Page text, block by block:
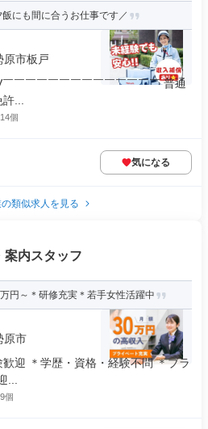
にも間に合うお仕事です／
原市板戸
￣￣￣￣￣￣￣￣￣￣￣￣￣ 普通
...
個
気になる
類似求人を見る
案内スタッフ
円～＊研修充実＊若手女性活躍中
原市
迎 ＊学歴・資格・経験不問 ＊ブラ
...
個